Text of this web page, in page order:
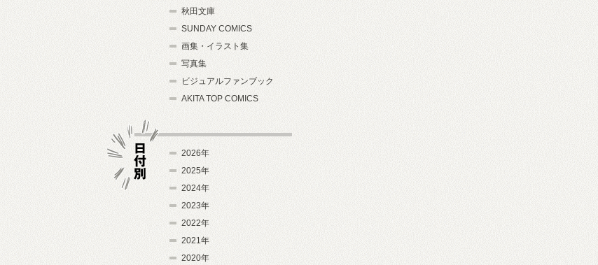
秋田文庫
SUNDAY COMICS
画集・イラスト集
写真集
ビジュアルファンブック
AKITA TOP COMICS
2026年
2025年
2024年
2023年
2022年
2021年
2020年